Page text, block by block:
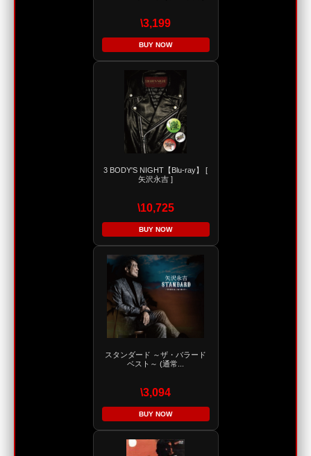
\3,199
BUY NOW
3 BODY'S NIGHT【Blu-ray】 [
矢沢永吉 ]
\10,725
BUY NOW
スタンダード ～ザ・バラード
ベスト～ (通常...
\3,094
BUY NOW